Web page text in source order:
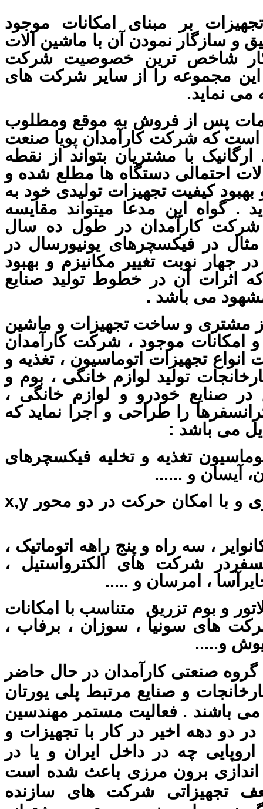
بر مبنای امکانات موجود
و سازگار نمودن آن با ماشین آلات
شاخص ترین خصوصیت شرکت
مجموعه را از سایر شرکت های
می نماید.
پس از فروش به موقع ومطلوب
که شرکت کارآمدان پویا صنعت
با مشتریان بتواند از نقطه
احتمالی دستگاه ها مطلع شده و
کیفیت تجهیزات تولیدی خود به
. گواه این مدعا میتواند مقایسه
شرکت کارآمدان در طول ده سال
در فیکسچرهای یونیورسال در
نوبت تغییر مکانیزم و بهبود
اثرات آن در خطوط تولید صنایع
می باشد .
مشتری و ساخت تجهیزات و ماشین
امکانات موجود ، شرکت کارآمدان
تجهیزات اتوماسیون ، تغذیه و
تولید لوازم خانگی ، بوم و
در صنایع خودرو و لوازم خانگی ،
را طراحی و اجرا نماید که
می باشد :
تغذیه و تخلیه فیکسچرهای
آیسان و ......
x,y
، سه راه و پنج راهه اتوماتیک ،
شرکت های الکترواستیل ،
، امرسان و .....
و بوم تزریق
متناسب با امکانات
های سونیا ، سوزان ، برفاب ،
یوش و.....
صنعتی کارآمدان در حال حاضر
و صنایع مرتبط پلی یورتان
باشند . فعالیت مستمر مهندسین
دو دهه اخیر در کار با تجهیزات و
چه در داخل ایران و یا در
برون مرزی باعث شده است
تجهیزاتی شرکت های سازنده